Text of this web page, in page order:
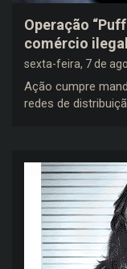
Operação
comércio
sexta-feira, 7 de
Ação cumpre
redes de